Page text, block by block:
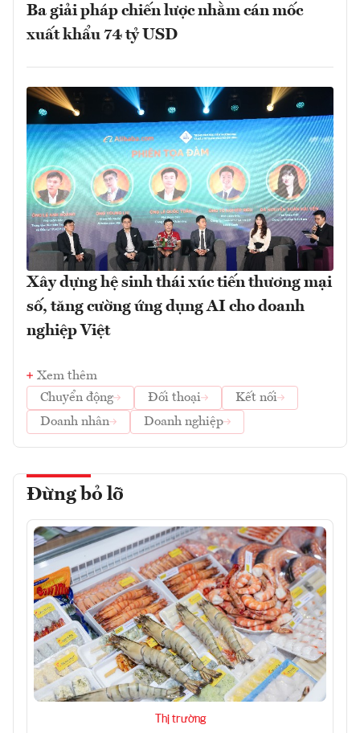
Ba giải pháp chiến lược nhằm cán mốc
xuất khẩu 74 tỷ USD
Xây dựng hệ sinh thái xúc tiến thương mại
số, tăng cường ứng dụng AI cho doanh
nghiệp Việt
Xem thêm
Chuyển động
Đối thoại
Kết nối
Doanh nhân
Doanh nghiệp
Đừng bỏ lỡ
Thị trường